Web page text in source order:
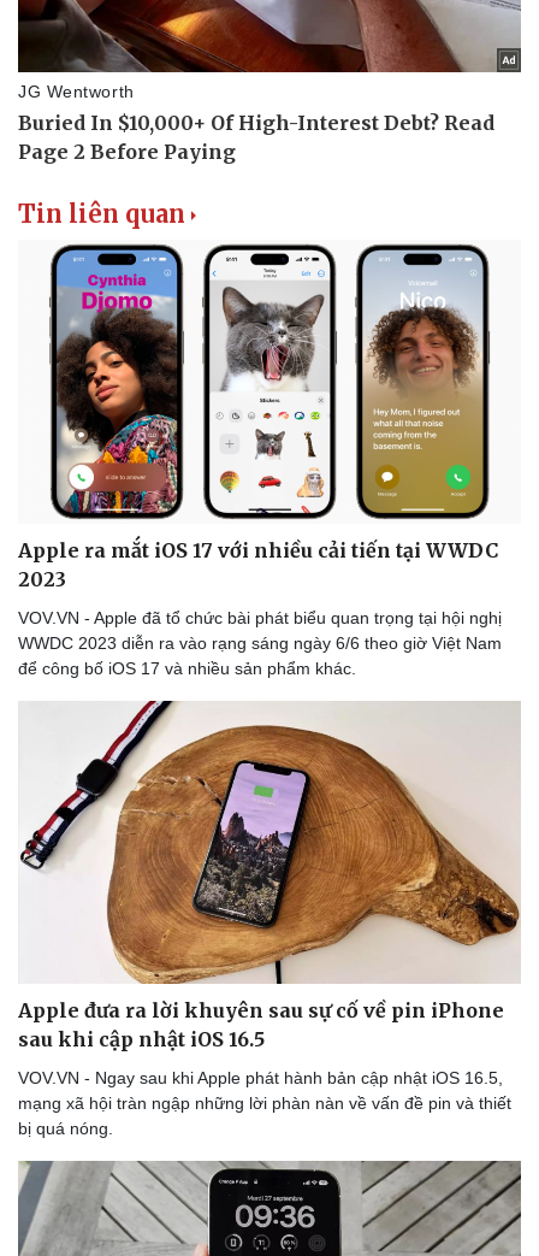
Văn hóa
Sân khấu - Điện ảnh
Văn học
Âm nhạc
Di sản
Giải trí
Nghệ sĩ
Thời trang
Sao Việt
Tư vấn
check-in
Podcast
Cửa sổ tình yêu
Kể chuyện cho bé
Hạt giống tâm hồn
Tin liên quan
Apple ra mắt iOS 17 với nhiều cải tiến tại WWDC
2023
VOV.VN - Apple đã tổ chức bài phát biểu quan trọng tại hội nghị
WWDC 2023 diễn ra vào rạng sáng ngày 6/6 theo giờ Việt Nam
để công bố iOS 17 và nhiều sản phẩm khác.
Apple đưa ra lời khuyên sau sự cố về pin iPhone
sau khi cập nhật iOS 16.5
VOV.VN - Ngay sau khi Apple phát hành bản cập nhật iOS 16.5,
mạng xã hội tràn ngập những lời phàn nàn về vấn đề pin và thiết
bị quá nóng.